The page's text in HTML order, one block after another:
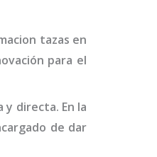
tazas en
para el
directa. En la
de dar